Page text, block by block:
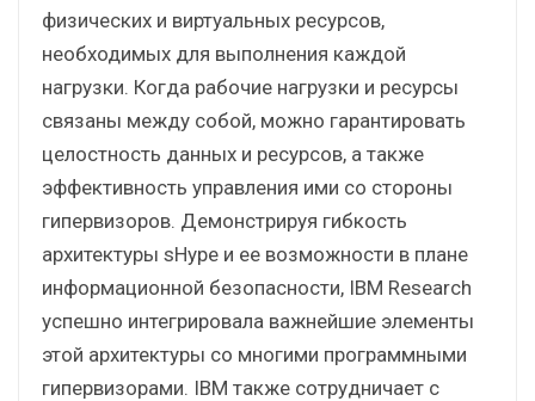
физических и виртуальных ресурсов,
необходимых для выполнения каждой
нагрузки. Когда рабочие нагрузки и ресурсы
связаны между собой, можно гарантировать
целостность данных и ресурсов, а также
эффективность управления ими со стороны
гипервизоров. Демонстрируя гибкость
архитектуры sHype и ее возможности в плане
информационной безопасности, IBM Research
успешно интегрировала важнейшие элементы
этой архитектуры со многими программными
гипервизорами. IBM также сотрудничает с